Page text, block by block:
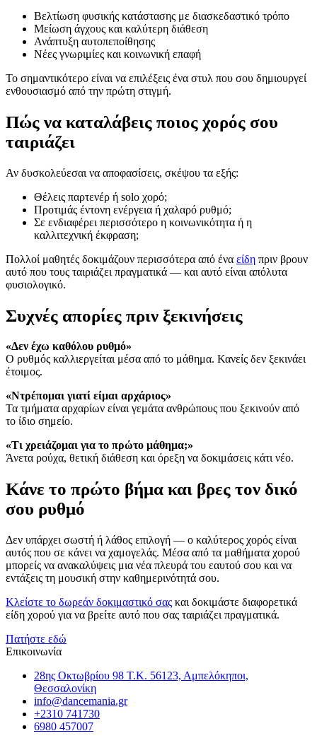
Βελτίωση φυσικής κατάστασης με διασκεδαστικό τρόπο
Μείωση άγχους και καλύτερη διάθεση
Ανάπτυξη αυτοπεποίθησης
Νέες γνωριμίες και κοινωνική επαφή
Το σημαντικότερο είναι να επιλέξεις ένα στυλ που σου δημιουργεί
ενθουσιασμό από την πρώτη στιγμή.
Πώς να καταλάβεις ποιος χορός σου
ταιριάζει
Αν δυσκολεύεσαι να αποφασίσεις, σκέψου τα εξής:
Θέλεις παρτενέρ ή solo χορό;
Προτιμάς έντονη ενέργεια ή χαλαρό ρυθμό;
Σε ενδιαφέρει περισσότερο η κοινωνικότητα ή η
καλλιτεχνική έκφραση;
Πολλοί μαθητές δοκιμάζουν περισσότερα από ένα είδη πριν βρουν
αυτό που τους ταιριάζει πραγματικά — και αυτό είναι απόλυτα
φυσιολογικό.
Συχνές απορίες πριν ξεκινήσεις
«Δεν έχω καθόλου ρυθμό»
Ο ρυθμός καλλιεργείται μέσα από το μάθημα. Κανείς δεν ξεκινάει
έτοιμος.
«Ντρέπομαι γιατί είμαι αρχάριος»
Τα τμήματα αρχαρίων είναι γεμάτα ανθρώπους που ξεκινούν από
το ίδιο σημείο.
«Τι χρειάζομαι για το πρώτο μάθημα;»
Άνετα ρούχα, θετική διάθεση και όρεξη να δοκιμάσεις κάτι νέο.
Κάνε το πρώτο βήμα και βρες τον δικό
σου ρυθμό
Δεν υπάρχει σωστή ή λάθος επιλογή — ο καλύτερος χορός είναι
αυτός που σε κάνει να χαμογελάς. Μέσα από τα μαθήματα χορού
μπορείς να ανακαλύψεις μια νέα πλευρά του εαυτού σου και να
εντάξεις τη μουσική στην καθημερινότητά σου.
Κλείστε το δωρεάν δοκιμαστικό σας και δοκιμάστε διαφορετικά
είδη χορού για να βρείτε αυτό που σας ταιριάζει πραγματικά.
Πατήστε εδώ
Επικοινωνία
28ης Οκτωβρίου 98 Τ.Κ. 56123, Αμπελόκηποι,
Θεσσαλονίκη
info@dancemania.gr
+2310 741730
6980 457007